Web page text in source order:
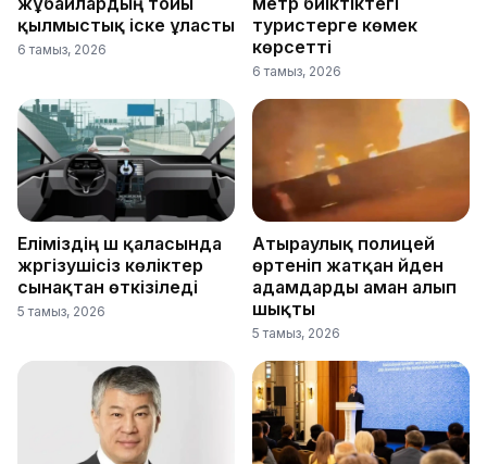
қылмыстық іске ұласты
6 тамыз, 2026
туристерге көмек
көрсетті
6 тамыз, 2026
Еліміздің үш қаласында
жүргізушісіз көліктер
сынақтан өткізіледі
5 тамыз, 2026
Атыраулық полицей
өртеніп жатқан үйден
адамдарды аман алып
шықты
5 тамыз, 2026